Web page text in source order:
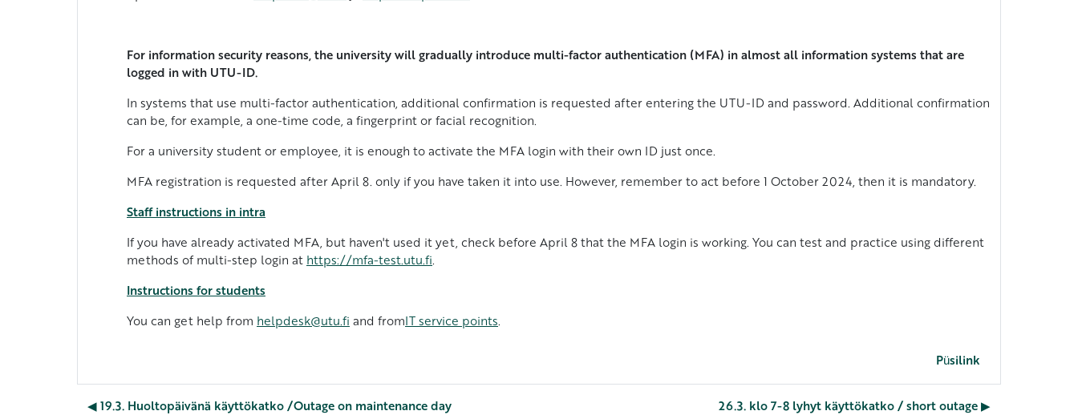
For information security reasons, the university will gradually introduce multi-factor authentication (MFA) in almost all information systems that are
logged in with UTU-ID.
In systems that use multi-factor authentication, additional confirmation is requested after entering the UTU-ID and password. Additional confirmation
can be, for example, a one-time code, a fingerprint or facial recognition.
For a university student or employee, it is enough to activate the MFA login with their own ID just once.
MFA registration is requested after April 8. only if you have taken it into use. However, remember to act before 1 October 2024, then it is mandatory.
Staff instructions in intra
If you have already activated MFA, but haven't used it yet, check before April 8 that the MFA login is working. You can test and practice using different
methods of multi-step login at https://mfa-test.utu.fi.
Instructions for students
You can get help from helpdesk@utu.fi and fromIT service points.
Püsilink
◀︎ 19.3. Huoltopäivänä käyttökatko /Outage on maintenance day 26.3. klo 7-8 lyhyt käyttökatko / short outage ▶︎